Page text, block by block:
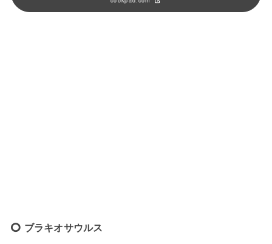
ブラキオサウルス